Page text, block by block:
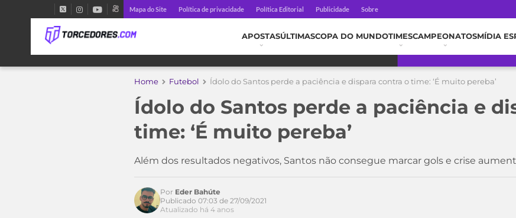
Mapa do Site Política de privacidade Política Editorial Publicidade Sobre
APOSTASÚLTIMASCOPA DO MUNDOTIMESCAMPEONATOSMÍDIA
Home Futebol Ídolo do Santos perde a paciência e dispara contra o time: ‘É muito pereba’
Ídolo do Santos perde a paciência e
time: ‘É muito pereba’
Além dos resultados negativos, Santos não consegue marcar gols e crise
Por Eder Bahúte
Publicado 07:03 de 27/09/2021
Atualizado há 4 anos